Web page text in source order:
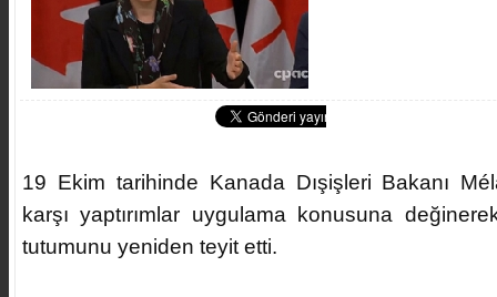
19 Ekim tarihinde Kanada Dışişleri Bakanı
karşı yaptırımlar uygulama konusuna
tutumunu yeniden teyit etti.